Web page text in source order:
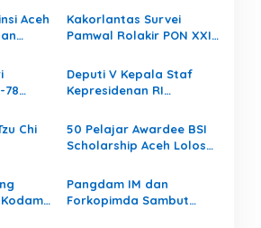
Aceh
Kakorlantas Survei
Pamwal Rolakir PON XXI
78
Deputi V Kepala Staf
Kepresidenan RI
Chi
50 Pelajar Awardee BSI
Scholarship Aceh Lolos
Pangdam IM dan
Forkopimda Sambut